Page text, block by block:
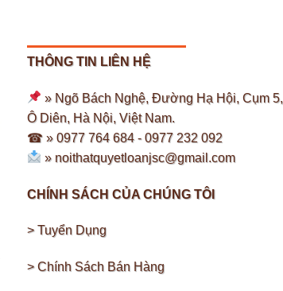
THÔNG TIN LIÊN HỆ
» Ngõ Bách Nghệ, Đường Hạ Hội, Cụm 5,
Ô Diên, Hà Nội, Việt Nam.
☎ » 0977 764 684 -0977 232 092
» noithatquyetloanjsc@gmail.com
CHÍNH SÁCH CỦA CHÚNG TÔI
> Tuyển Dụng
> Chính Sách Bán Hàng